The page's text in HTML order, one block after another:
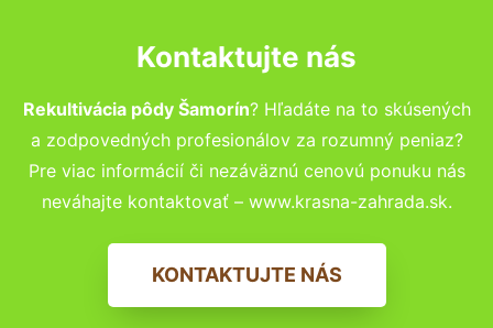
Kontaktujte nás
Rekultivácia pôdy Šamorín? Hľadáte na to skúsených
a zodpovedných profesionálov za rozumný peniaz?
Pre viac informácií či nezáväznú cenovú ponuku nás
neváhajte kontaktovať – www.krasna-zahrada.sk.
KONTAKTUJTE NÁS